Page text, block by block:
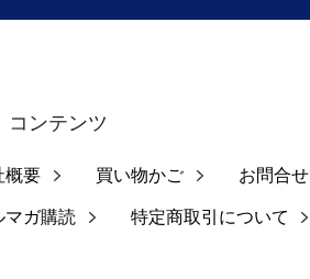
コンテンツ
概要 買い物かご お問合せ
マガ購読 特定商取引について